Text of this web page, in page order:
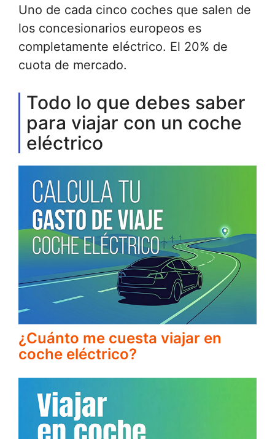
Uno de cada cinco coches que salen de
los concesionarios europeos es
completamente eléctrico. El 20% de
cuota de mercado.
Todo lo que debes saber
para viajar con un coche
eléctrico
¿Cuánto me cuesta viajar en
coche eléctrico?